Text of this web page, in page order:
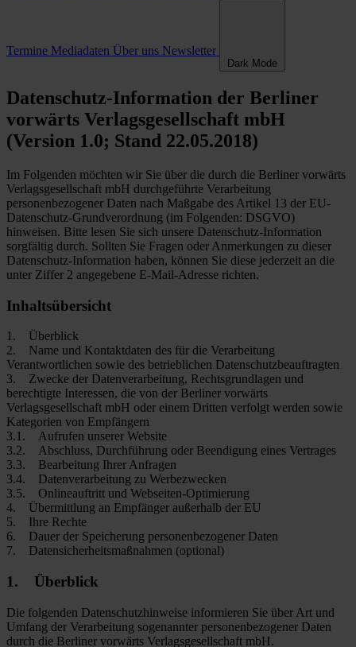
Termine Mediadaten Über uns Newsletter
Dark Mode
Datenschutz-Information der Berliner
vorwärts Verlagsgesellschaft mbH
(Version 1.0; Stand 22.05.2018)
Im Folgenden möchten wir Sie über die durch die Berliner vorwärts
Verlagsgesellschaft mbH durchgeführte Verarbeitung
personenbezogener Daten nach Maßgabe des Artikel 13 der EU-
Datenschutz-Grundverordnung (im Folgenden: DSGVO)
hinweisen. Bitte lesen Sie sich unsere Datenschutz-Information
sorgfältig durch. Sollten Sie Fragen oder Anmerkungen zu dieser
Datenschutz-Information haben, können Sie diese jederzeit an die
unter Ziffer 2 angegebene E-Mail-Adresse richten.
Inhaltsübersicht
1. Überblick
2. Name und Kontaktdaten des für die Verarbeitung
Verantwortlichen sowie des betrieblichen Datenschutzbeauftragten
3. Zwecke der Datenverarbeitung, Rechtsgrundlagen und
berechtigte Interessen, die von der Berliner vorwärts
Verlagsgesellschaft mbH oder einem Dritten verfolgt werden sowie
Kategorien von Empfängern
3.1. Aufrufen unserer Website
3.2. Abschluss, Durchführung oder Beendigung eines Vertrages
3.3. Bearbeitung Ihrer Anfragen
3.4. Datenverarbeitung zu Werbezwecken
3.5. Onlineauftritt und Webseiten-Optimierung
4. Übermittlung an Empfänger außerhalb der EU
5. Ihre Rechte
6. Dauer der Speicherung personenbezogener Daten
7. Datensicherheitsmaßnahmen (optional)
1. Überblick
Die folgenden Datenschutzhinweise informieren Sie über Art und
Umfang der Verarbeitung sogenannter personenbezogener Daten
durch die Berliner vorwärts Verlagsgesellschaft mbH.